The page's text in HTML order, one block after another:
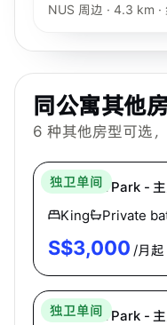
NUS 周边 · 4.3 km
同公寓其他
6 种其他房型可选
独卫单间
3 Holland Park -
King
Private
S$3,000 /月起
独卫单间
3 Holland Park -